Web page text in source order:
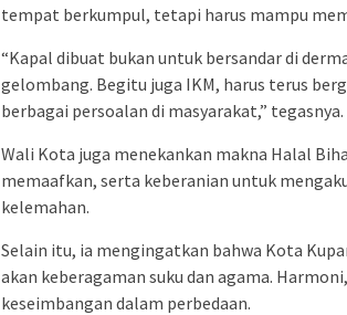
tempat berkumpul, tetapi harus mampu
“Kapal dibuat bukan untuk bersandar di
gelombang. Begitu juga IKM, harus terus
berbagai persoalan di masyarakat,” tegasnya.
Wali Kota juga menekankan makna Halal
memaafkan, serta keberanian untuk
kelemahan.
Selain itu, ia mengingatkan bahwa Kota
akan keberagaman suku dan agama.
keseimbangan dalam perbedaan.